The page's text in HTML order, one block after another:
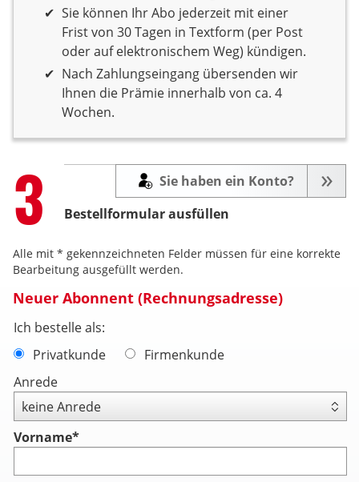
Sie können Ihr Abo jederzeit mit einer
Frist von 30 Tagen in Textform (per Post
oder auf elektronischem Weg) kündigen.
Nach Zahlungseingang übersenden wir
Ihnen die Prämie innerhalb von ca. 4
Wochen.
Step
3 Bestellformular ausfüllen
Sie haben ein Konto?
Alle mit * gekennzeichneten Felder müssen für eine korrekte
Bearbeitung ausgefüllt werden.
Neuer Abonnent (Rechnungsadresse)
Ich bestelle als:
Privatkunde
Firmenkunde
Anrede
Vorname*